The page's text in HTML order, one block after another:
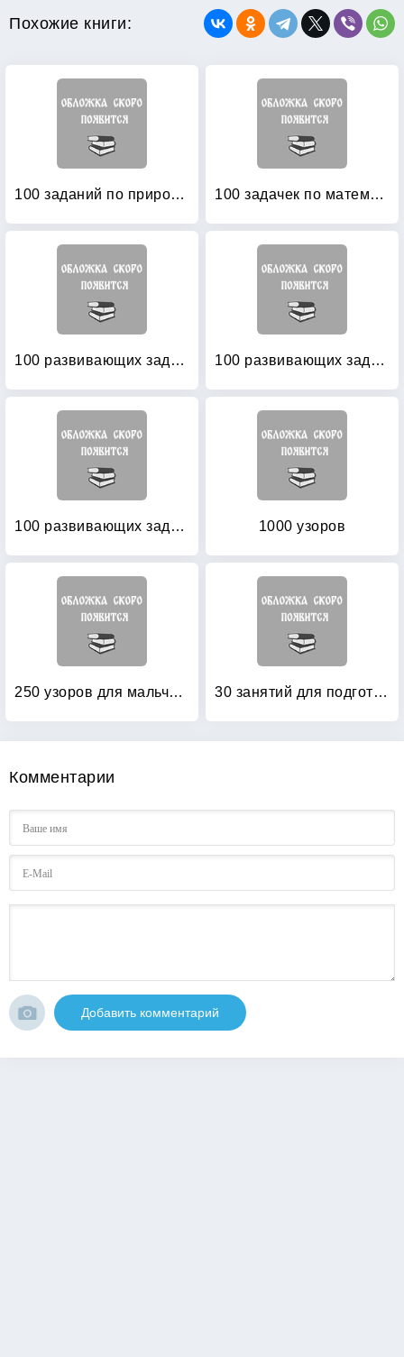
Похожие книги:
100 заданий по природоведению: Рабочая тетрадь для учащихся 3-го класса четырехлетней начальной школы 100 задачек по математике: Рабочая тетрадь для детей 5-6 лет
100 развивающих заданий для девочек 100 развивающих заданий для девочек
100 развивающих заданий для мальчиков 1000 узоров
250 узоров для мальчиков и девочек 30 занятий для подготовки к школе: Рабочая тетрадь. 4 лет. Часть 1
Комментарии